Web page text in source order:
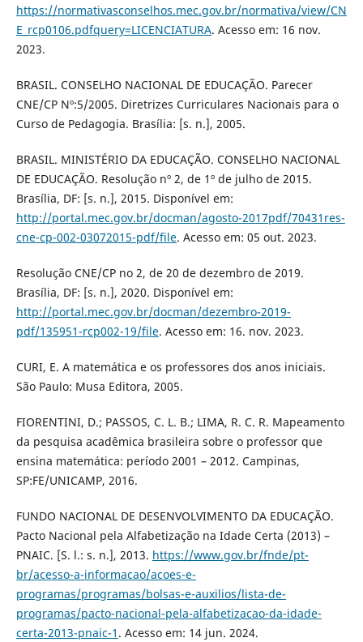
https://normativasconselhos.mec.gov.br/normativa/view/CN
E_rcp0106.pdfquery=LICENCIATURA. Acesso em: 16 nov.
2023.
BRASIL. CONSELHO NACIONAL DE EDUCAÇÃO. Parecer
CNE/CP Nº:5/2005. Diretrizes Curriculares Nacionais para o
Curso de Pedagogia. Brasília: [s. n.], 2005.
BRASIL. MINISTÉRIO DA EDUCAÇÃO. CONSELHO NACIONAL
DE EDUCAÇÃO. Resolução nº 2, de 1º de julho de 2015.
Brasília, DF: [s. n.], 2015. Disponível em:
http://portal.mec.gov.br/docman/agosto-2017pdf/70431res-
cne-cp-002-03072015-pdf/file. Acesso em: 05 out. 2023.
Resolução CNE/CP no 2, de 20 de dezembro de 2019.
Brasília, DF: [s. n.], 2020. Disponível em:
http://portal.mec.gov.br/docman/dezembro-2019-
pdf/135951-rcp002-19/file. Acesso em: 16. nov. 2023.
CURI, E. A matemática e os professores dos anos iniciais.
São Paulo: Musa Editora, 2005.
FIORENTINI, D.; PASSOS, C. L. B.; LIMA, R. C. R. Mapeamento
da pesquisa acadêmica brasileira sobre o professor que
ensina matemática: período 2001 – 2012. Campinas,
SP:FE/UNICAMP, 2016.
FUNDO NACIONAL DE DESENVOLVIMENTO DA EDUCAÇÃO.
Pacto Nacional pela Alfabetização na Idade Certa (2013) –
PNAIC. [S. l.: s. n.], 2013. https://www.gov.br/fnde/pt-
br/acesso-a-informacao/acoes-e-
programas/programas/bolsas-e-auxilios/lista-de-
programas/pacto-nacional-pela-alfabetizacao-da-idade-
certa-2013-pnaic-1 . Acesso em: 14 jun. 2024.